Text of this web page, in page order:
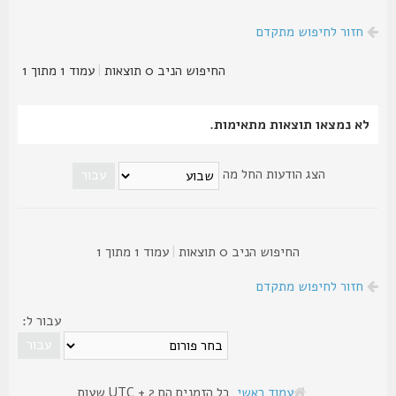
חזור לחיפוש מתקדם
החיפוש הניב 0 תוצאות |עמוד1מתוך1
לא נמצאו תוצאות מתאימות.
הצג הודעות החל מה
החיפוש הניב 0 תוצאות |עמוד1מתוך1
חזור לחיפוש מתקדם
עבור ל:
עמוד ראשי כל הזמנים הם UTC + 2 שעות